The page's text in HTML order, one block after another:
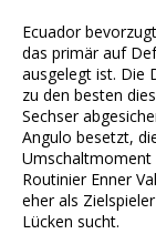
Ecuador
das primär auf
ausgelegt ist. Die
zu den besten
Sechser
Angulo besetzt,
Umschaltmoment
Routinier Enner
eher als
Lücken sucht.